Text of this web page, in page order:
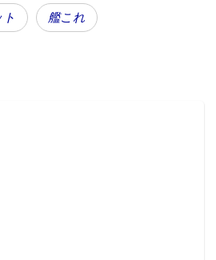
り描き下ろしイラストを使用し
の提供が開始された。数量限定
、Mサイズのピザ注文時に
艦これ